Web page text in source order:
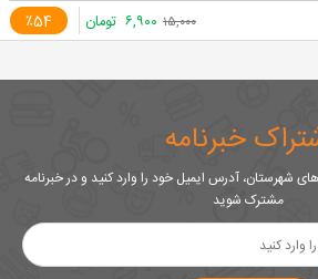
٪54 ۱۵,۰۰۰ ۶,۹۰۰ تومان
خبرنامه
شهرستان، آدرس ایمیل خود را وارد کنید و در خبرنامه
مشترک شوید